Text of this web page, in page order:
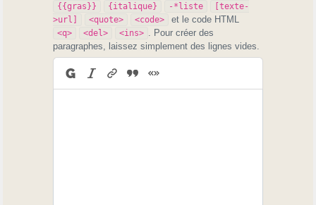
{{gras}} {italique} -*liste
[texte-
>url]
<quote> <code> et le code HTML
<q> <del> <ins>
. Pour créer des
paragraphes, laissez simplement des lignes vides.